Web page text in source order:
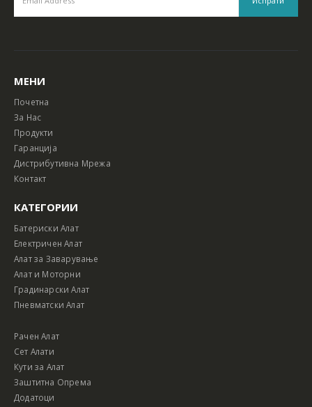
МЕНИ
Почетна
За Нас
Продукти
Гаранција
Дистрибутивна Мрежа
Контакт
КАТЕГОРИИ
Батериски Алат
Електричен Алат
Алат за Заварување
Алат и Моторни
Градинарски Алат
Пневматски Алат
Рачен Алат
Сет Алати
Кути за Алат
Заштитна Опрема
Додатоци